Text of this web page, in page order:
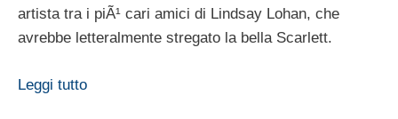
artista tra i piÃ¹ cari amici di Lindsay Lohan, che
avrebbe letteralmente stregato la bella Scarlett.
Leggi tutto